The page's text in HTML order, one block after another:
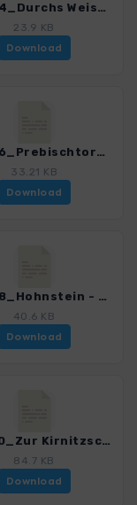
ELB_44_Durchs Weissbachtal zur Kirnitzsch_4191_11.gpx
23.9 KB
Download
ELB_46_Prebischtor_4191_11.gpx
33.21 KB
Download
ELB_48_Hohnstein - Lilienstein_4191_11.gpx
40.6 KB
Download
ELB_50_Zur Kirnitzschquelle_4191_11.gpx
84.7 KB
Download